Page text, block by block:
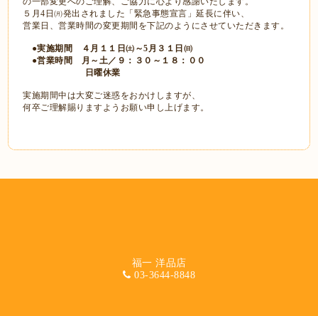
５月4日㈪発出されました「緊急事態宣言」延長に伴い、
営業日、営業時間の変更期間を下記のようにさせていただきます。
●実施期間 ４月１１日㈯～5月３１日㈰
●営業時間 月～土／９：３０～１８：００
日曜休業
実施期間中は大変ご迷惑をおかけしますが、
何卒ご理解賜りますようお願い申し上げます。
福一 洋品店
03-3644-8848